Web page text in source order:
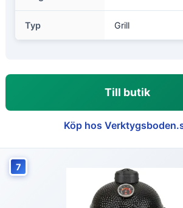
Typ Grill
Till butik
Köp hos
7